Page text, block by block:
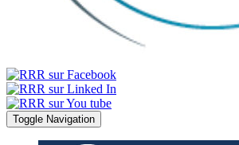
Toggle Navigation